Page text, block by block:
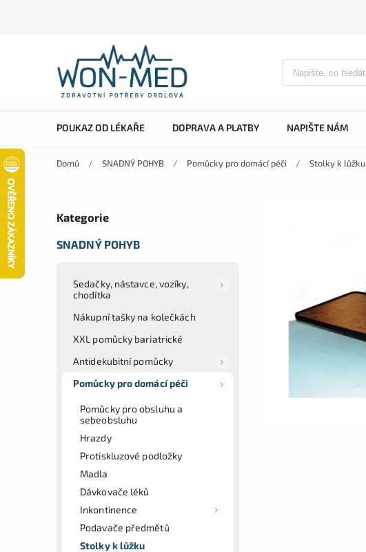
POUKAZ OD LÉKAŘE DOPRAVA A PLATBY NAPIŠTE NÁM
Domů / SNADNÝ POHYB / Pomůcky pro domácí péči / Stolky k lůžku
Kategorie
SNADNÝ POHYB
Sedačky, nástavce, vozíky,
chodítka
Nákupní tašky na kolečkách
XXL pomůcky bariatrické
Antidekubitní pomůcky
Pomůcky pro domácí péči
Pomůcky pro obsluhu a
sebeobsluhu
Hrazdy
Protiskluzové podložky
Madla
Dávkovače léků
Inkontinence
Podavače předmětů
Stolky k lůžku